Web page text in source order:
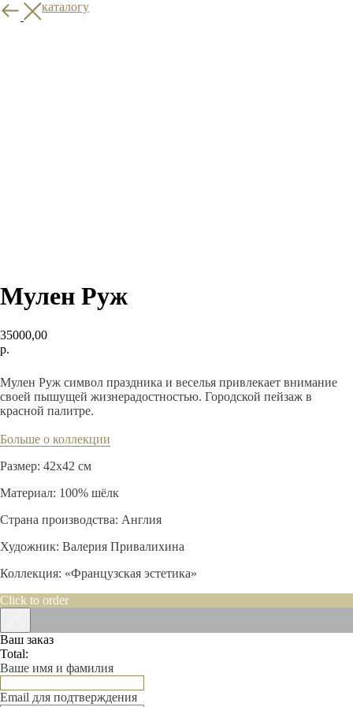
назад к каталогу
Мулен Руж
35000,00
р.
Мулен Руж символ праздника и веселья привлекает внимание
своей пышущей жизнерадостностью. Городской пейзаж в
красной палитре.
Больше о коллекции
Размер: 42х42 см
Материал: 100% шёлк
Страна производства: Англия
Художник: Валерия Привалихина
Коллекция: «Французская эстетика»
Click to order
Ваш заказ
Total:
Ваше имя и фамилия
Email для подтверждения